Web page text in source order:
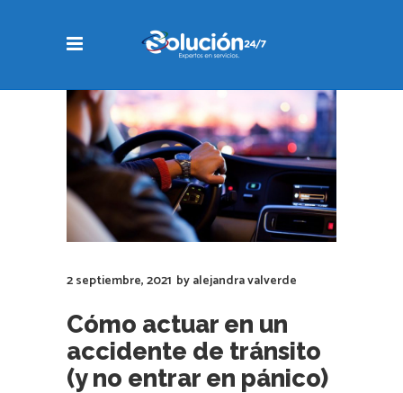
2 septiembre, 2021 byalejandra valverde
Cómo actuar en un
accidente de tránsito
(y no entrar en pánico)